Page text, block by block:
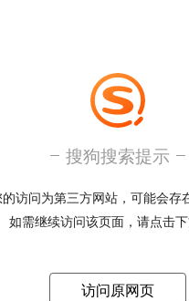
搜狗搜索提示
访问为第三方网站，可能会存
如需继续访问该页面，请点击
访问原网页